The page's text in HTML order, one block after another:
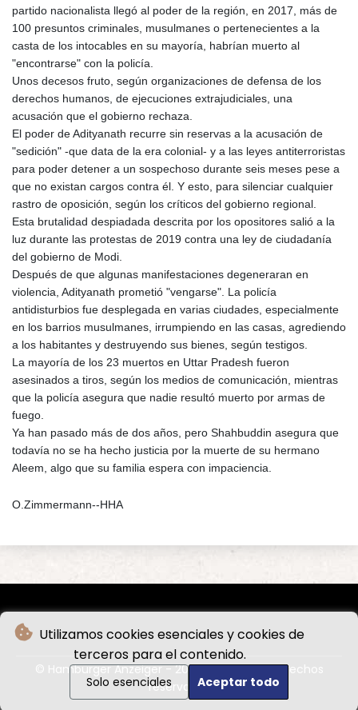
Utilizamos cookies esenciales y cookies de
terceros para el contenido.
Solo esenciales Aceptar todo
partido nacionalista llegó al poder de la región, en 2017, más de
100 presuntos criminales, musulmanes o pertenecientes a la
casta de los intocables en su mayoría, habrían muerto al
"encontrarse" con la policía.
Unos decesos fruto, según organizaciones de defensa de los
derechos humanos, de ejecuciones extrajudiciales, una
acusación que el gobierno rechaza.
El poder de Adityanath recurre sin reservas a la acusación de
"sedición" -que data de la era colonial- y a las leyes antiterroristas
para poder detener a un sospechoso durante seis meses pese a
que no existan cargos contra él. Y esto, para silenciar cualquier
rastro de oposición, según los críticos del gobierno regional.
Esta brutalidad despiadada descrita por los opositores salió a la
luz durante las protestas de 2019 contra una ley de ciudadanía
del gobierno de Modi.
Después de que algunas manifestaciones degeneraran en
violencia, Adityanath prometió "vengarse". La policía
antidisturbios fue desplegada en varias ciudades, especialmente
en los barrios musulmanes, irrumpiendo en las casas, agrediendo
a los habitantes y destruyendo sus bienes, según testigos.
La mayoría de los 23 muertos en Uttar Pradesh fueron
asesinados a tiros, según los medios de comunicación, mientras
que la policía asegura que nadie resultó muerto por armas de
fuego.
Ya han pasado más de dos años, pero Shahbuddin asegura que
todavía no se ha hecho justicia por la muerte de su hermano
Aleem, algo que su familia espera con impaciencia.
O.Zimmermann--HHA
© Hamburger Anzeiger - 2026 - Todos los derechos
reservados